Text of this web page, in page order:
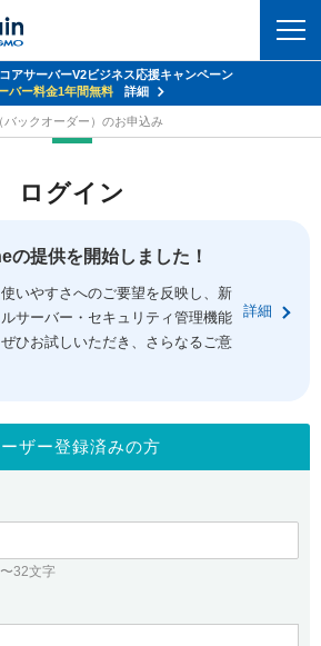
NEW!
facebook
ログイン
ュードメインをご利用希望の方
ユーザー登録
アサーバーV2ビジネス応援キャンペーン
バー料金1年間無料
詳細
ドメイン
バックオーダー）のお申込み
ログイン
提供を開始しました！
いやすさへのご要望を反映し、新
サーバー・セキュリティ管理機能
ひお試しいただき、さらなるご意
詳細
ザー登録済みの方
32文字